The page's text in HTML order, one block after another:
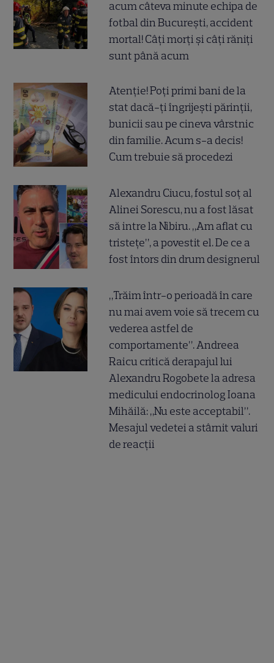
acum câteva minute echipa de
fotbal din București, accident
mortal! Câți morți și câți răniți
sunt până acum
Atenție! Poți primi bani de la
stat dacă-ți îngrijești părinții,
bunicii sau pe cineva vârstnic
din familie. Acum s-a decis!
Cum trebuie să procedezi
Alexandru Ciucu, fostul soț al
Alinei Sorescu, nu a fost lăsat
să intre la Nibiru. „Am aflat cu
tristețe”, a povestit el. De ce a
fost întors din drum designerul
„Trăim într-o perioadă în care
nu mai avem voie să trecem cu
vederea astfel de
comportamente”. Andreea
Raicu critică derapajul lui
Alexandru Rogobete la adresa
medicului endocrinolog Ioana
Mihăilă: „Nu este acceptabil”.
Mesajul vedetei a stârnit valuri
de reacții